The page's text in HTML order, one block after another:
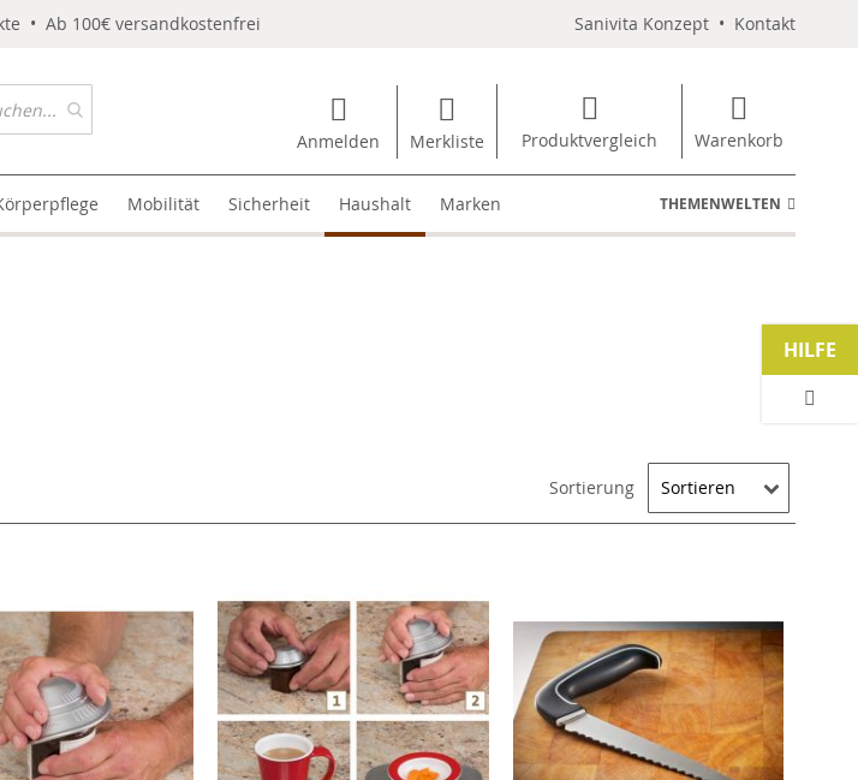
• Ab 100€ versandkostenfrei Sanivita Konzept • Kontakt
Anmelden Merkliste Produktvergleich Warenkorb
Mobilität Sicherheit Haushalt Marken THEMENWELTEN
Sortierung
HILFE